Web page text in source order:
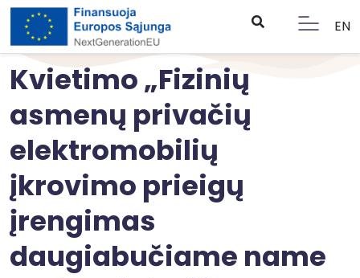
EN
Kvietimo „Fizinių
asmenų privačių
elektromobilių
įkrovimo prieigų
įrengimas
daugiabučiame name